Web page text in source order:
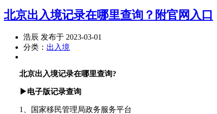
北京出入境记录在哪里查询？附官网入口
浩辰 发布于 2023-03-01
分类： 出入境
北京出入境记录在哪里查询?
▶电子版记录查询
1、国家移民管理局政务服务平台